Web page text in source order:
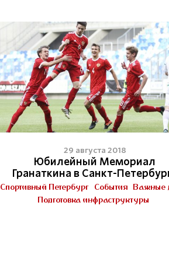
29 августа 2018
Юбилейный Мемориал
Гранаткина в Санкт-
Спортивный Петербург События Важные
Подготовка инфраструктуры